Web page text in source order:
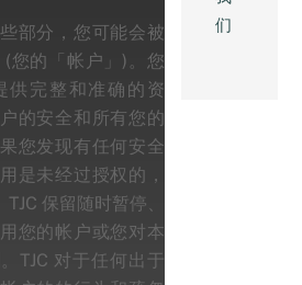
部分，您可能会被
您的「帐户」)。您
供完整和准确的资
的安全和所有您的
您发现有任何安全
是未经过授权的，
保留随时暂停、
您的帐户或您对本
TJC 对于任何出于
们